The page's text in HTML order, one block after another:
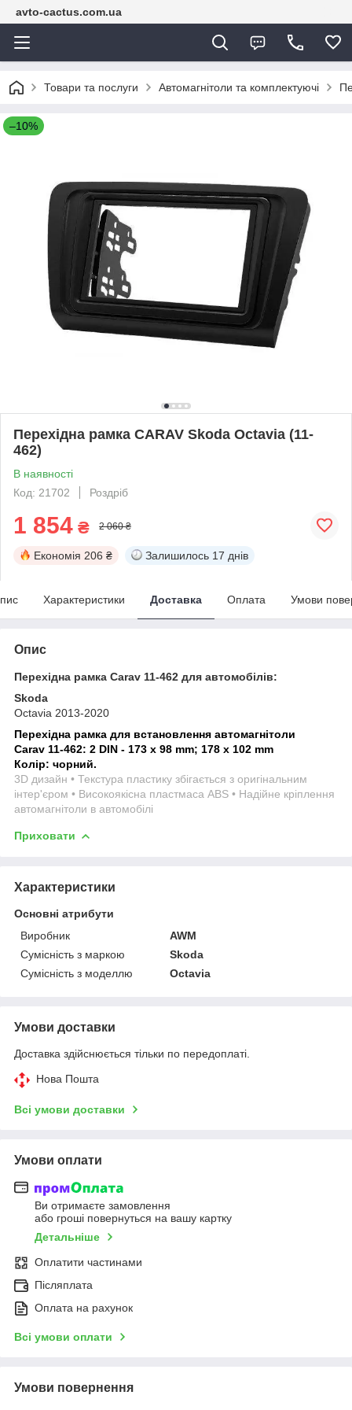
avto-cactus.com.ua
Товари та послуги Автомагнітоли та комплектуючі
–10%
Перехідна рамка CARAV Skoda Octavia (11-
462)
В наявності
Код: 21702
Роздріб
1 854 ₴ 2 060 ₴
Економія 206 ₴ Залишилось 17 днів
Характеристики Доставка Оплата Умови
Опис
Перехідна рамка Carav 11-462 для автомобілів:
Skoda
Octavia 2013-2020
Перехідна рамка для встановлення автомагнітоли
Carav 11-462: 2 DIN - 173 x 98 mm; 178 x 102 mm
Колір: чорний.
3D дизайн • Текстура пластику збігається з оригінальним
інтер'єром • Високоякісна пластмаса ABS • Надійне кріплення
автомагнітоли в автомобілі
Приховати
Характеристики
Основні атрибути
Виробник
AWM
Сумісність з маркою
Skoda
Сумісність з моделлю
Octavia
Умови доставки
Доставка здійснюється тільки по передоплаті.
Нова Пошта
Всі умови доставки
Умови оплати
Ви отримаєте замовлення
або гроші повернуться на вашу картку
Детальніше
Оплатити частинами
Післяплата
Оплата на рахунок
Всі умови оплати
Умови повернення